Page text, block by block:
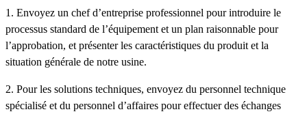
1. Envoyez un chef d’entreprise professionnel pour introduire le
processus standard de l’équipement et un plan raisonnable pour
l’approbation, et présenter les caractéristiques du produit et la
situation générale de notre usine.
2. Pour les solutions techniques, envoyez du personnel technique
spécialisé et du personnel d’affaires pour effectuer des échanges